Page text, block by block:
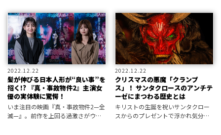
ェンドだ。
ース。その正体について識者の見解
は？
2022.12.22
髪が伸びる日本人形が“良い事”を
招く!? 『真・事故物件2』主演女
優の実体験に驚愕！
いま注目の映画『真・事故物件2—全
滅—』。前作を上回る過激さがウリ
2022.12.22
クリスマスの悪魔「クランプ
ス」！ サンタクロースのアンチテ
ーゼにまつわる歴史とは
キリストの生誕を祝いサンタクロー
スからのプレゼントで浮かれ気分の